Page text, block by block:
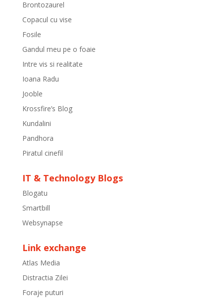
Brontozaurel
Copacul cu vise
Fosile
Gandul meu pe o foaie
Intre vis si realitate
Ioana Radu
Jooble
Krossfire’s Blog
Kundalini
Pandhora
Piratul cinefil
IT & Technology Blogs
Blogatu
Smartbill
Websynapse
Link exchange
Atlas Media
Distractia Zilei
Foraje puturi